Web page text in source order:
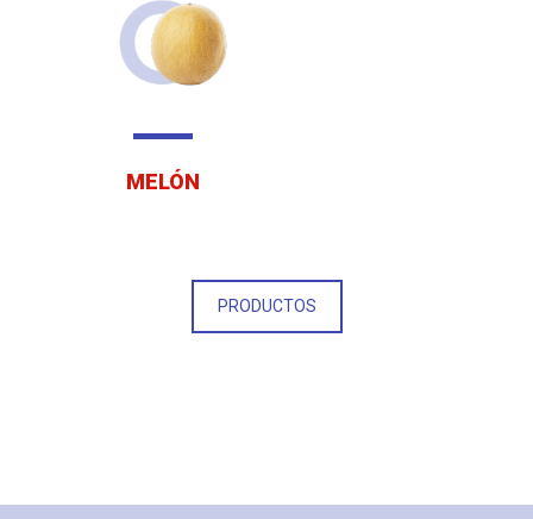
MELÓN
PRODUCTOS